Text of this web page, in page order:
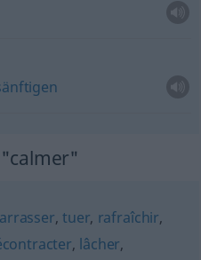
, tuer, rafraîchir,
, lâcher,